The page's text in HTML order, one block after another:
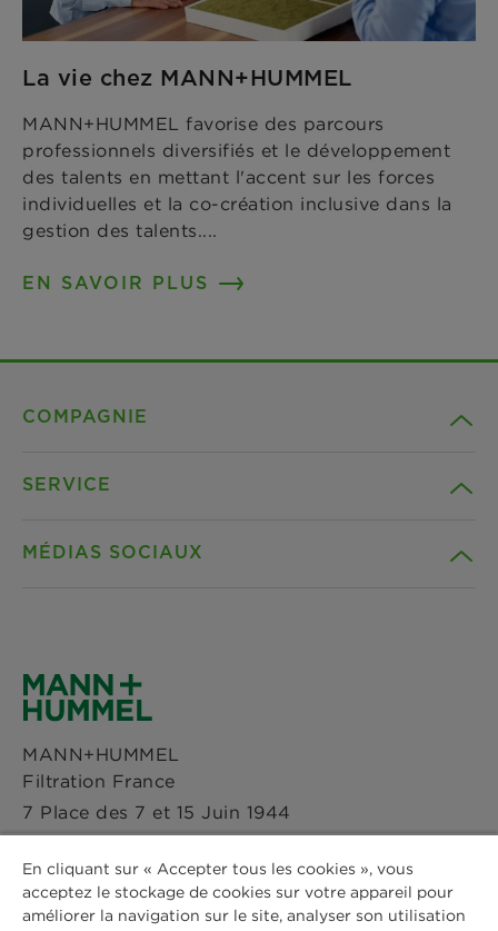
La vie chez MANN+HUMMEL
MANN+HUMMEL favorise des parcours
professionnels diversifiés et le développement
des talents en mettant l'accent sur les forces
individuelles et la co-création inclusive dans la
gestion des talents....
EN SAVOIR PLUS
COMPAGNIE
Actualités & Presse
Sites
SERVICE
Déclaration de confidentialité
Mentions légales
MÉDIAS SOCIAUX
Instagram
LinkedIn
MANN+HUMMEL
Filtration France
7 Place des 7 et 15 Juin 1944
Immeuble Quai 53
4ème étage
53000 Laval
En cliquant sur « Accepter tous les cookies », vous
acceptez le stockage de cookies sur votre appareil pour
améliorer la navigation sur le site, analyser son utilisation